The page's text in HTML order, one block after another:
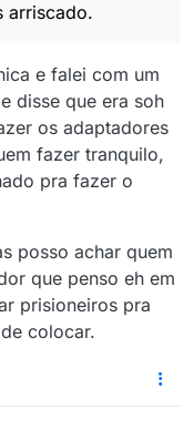
arriscado.
e falei com um
disse que era soh
os adaptadores
fazer tranquilo,
pra fazer o
posso achar quem
que penso eh em
prisioneiros pra
colocar.